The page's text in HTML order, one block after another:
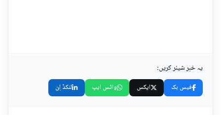
یہ خبر شیئر کریں:
فیس بک ایکس واٹس ایپ لنکڈ اِن